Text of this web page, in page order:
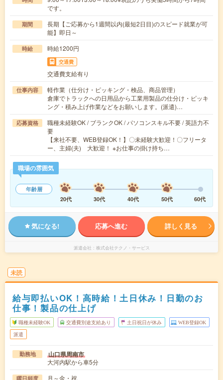
です。
期間
長期【ご応募から1週間以内(最短2日目)のスピード就業が可
能】即日～
時給 時給1200円
交通費
交通費支給有り
仕事内容
軽作業（仕分け・ピッキング・検品、商品管理）
倉庫でトラックへの日用品から工業用製品の仕分け・ピッキ
ング・積み上げ作業などをお願いします。(派遣)…
応募資格
職種未経験OK / ブランクOK / パソコンスキル不要 / 英語力不
要
【来社不要、WEB登録OK！】〇未経験大歓迎！〇フリータ
ー、主婦(夫) 大歓迎！ ※お仕事の掛け持ち…
職場の雰囲気
年齢層
20代
30代 40代 50代 60代
気になる! 応募へ進む 詳しく見る
派遣会社 株式会社テクノ・サービス
未読
給与即払いOK！高時給！土日休み！日勤のお
仕事！製品の仕上げ
職種未経験OK 交通費別途支給あり 土日祝日が休み WEB登録OK
派遣
勤務地 山口県周南市
大河内駅から車5分
曜日頻度 月～金・祝